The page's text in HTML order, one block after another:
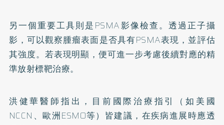
另一個重要工具則是PSMA影像檢查。透過正子攝
影，可以觀察腫瘤表面是否具有PSMA表現，並評估
其強度。若表現明顯，便可進一步考慮後續對應的精
準放射標靶治療。
洪健華醫師指出，目前國際治療指引（如美國
NCCN、歐洲ESMO等）皆建議，在疾病進展時應透